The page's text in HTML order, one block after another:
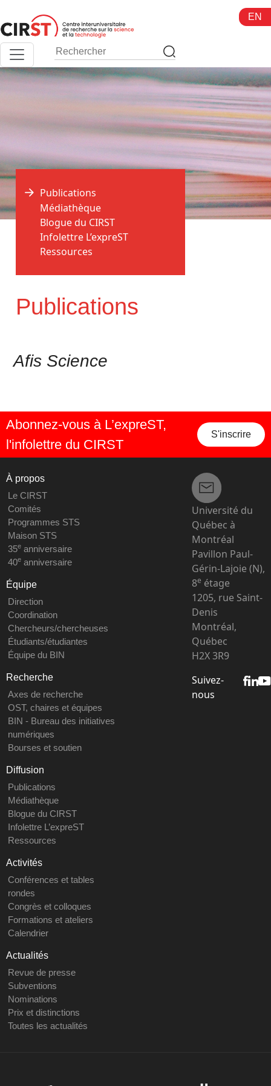
au
contenu
EN
Accueil > Publications > Afis Science
Publications
Publications
Médiathèque
Blogue du CIRST
Infolettre L’expreST
Ressources
Afis Science
Abonnez-vous à L’expreST,
l'infolettre du CIRST
S'inscrire
À propos
Le CIRST
Comités
Programmes STS
Maison STS
35eanniversaire
40eanniversaire
Équipe
Direction
Coordination
Chercheurs/chercheuses
Étudiants/étudiantes
Équipe du BIN
Recherche
Axes de recherche
OST, chaires et équipes
BIN - Bureau des initiatives
numériques
Bourses et soutien
Diffusion
Publications
Médiathèque
Blogue du CIRST
Infolettre L’expreST
Ressources
Activités
Conférences et tables
rondes
Congrès et colloques
Formations et ateliers
Calendrier
Actualités
Revue de presse
Subventions
Nominations
Prix et distinctions
Toutes les actualités
Université du
Québec à
Montréal
Pavillon Paul-
Gérin-Lajoie (N),
8e étage
1205, rue Saint-
Denis
Montréal,
Québec
H2X 3R9
Suivez-
nous